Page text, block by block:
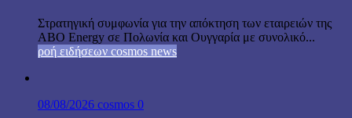
Στρατηγική συμφωνία για την απόκτηση των εταιρειών της
ABO Energy σε Πολωνία και Ουγγαρία με συνολικό...
ροή ειδήσεων cosmos news
08/08/2026 cosmos 0